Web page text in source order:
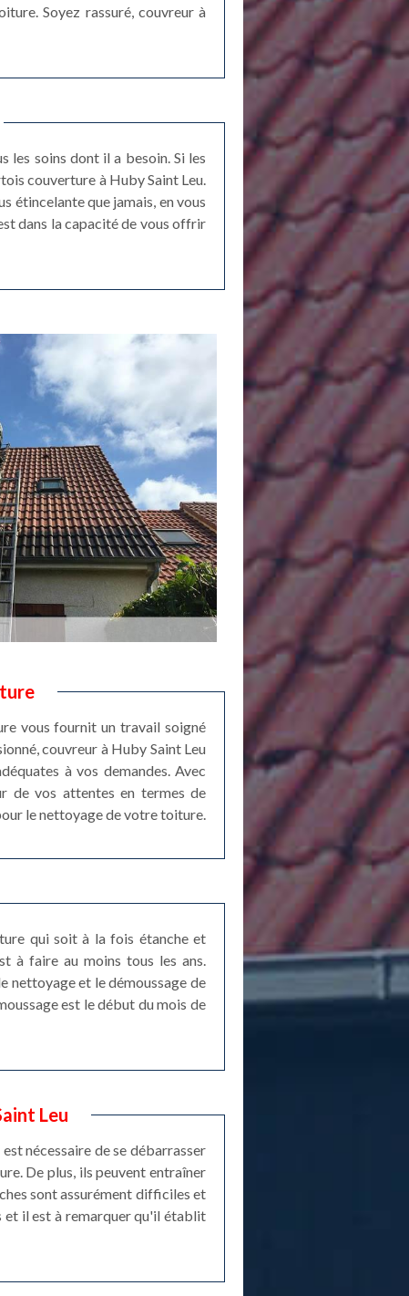
Soyez rassuré, couvreur à
les soins dont il a besoin. Si les
couverture à Huby Saint Leu.
étincelante que jamais, en vous
dans la capacité de vous offrir
vous fournit un travail soigné
couvreur à Huby Saint Leu
à vos demandes. Avec
de vos attentes en termes de
le nettoyage de votre toiture.
qui soit à la fois étanche et
à faire au moins tous les ans.
nettoyage et le démoussage de
est le début du mois de
Leu
nécessaire de se débarrasser
De plus, ils peuvent entraîner
sont assurément difficiles et
et il est à remarquer qu'il établit